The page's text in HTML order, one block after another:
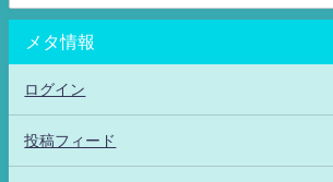
メタ情報
ログイン
投稿フィード